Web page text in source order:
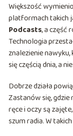
Większość
platformach takich
Podcasts, a część
Technologia
znalezienie
się częścią dnia, a
Dobrze działa
Zastanów się,
ręce i oczy są
szum radia. W